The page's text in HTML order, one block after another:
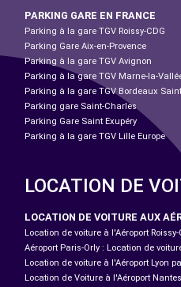
PARKING GARE EN FRANCE
Parking à la gare TGV Roissy-CDG
Parking Gare Aix-en-Provence
Parking à la gare TGV Avignon
Parking à la gare TGV Marne-la-
Parking à la gare TGV Bordeaux
Parking gare Saint-Charles
Parking Gare Saint Exupéry
Parking à la gare TGV Lille Europe
LOCATION DE
LOCATION DE VOITURE AUX
Location de voiture à l'Aéroport
Aéroport Paris-Orly : Location de
Location de voiture à l'Aéroport Lyon
Location de Voiture à l'Aéroport